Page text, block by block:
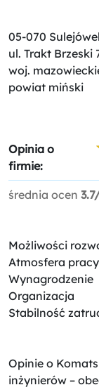
05-070
ul. Trakt Brzeski
woj.
powiat miński
Opinia o
firmie:
średnia ocen
Możliwości
Atmosfera pracy
Wynagrodzenie
Organizacja
Stabilność
Opinie o
inżynierów –